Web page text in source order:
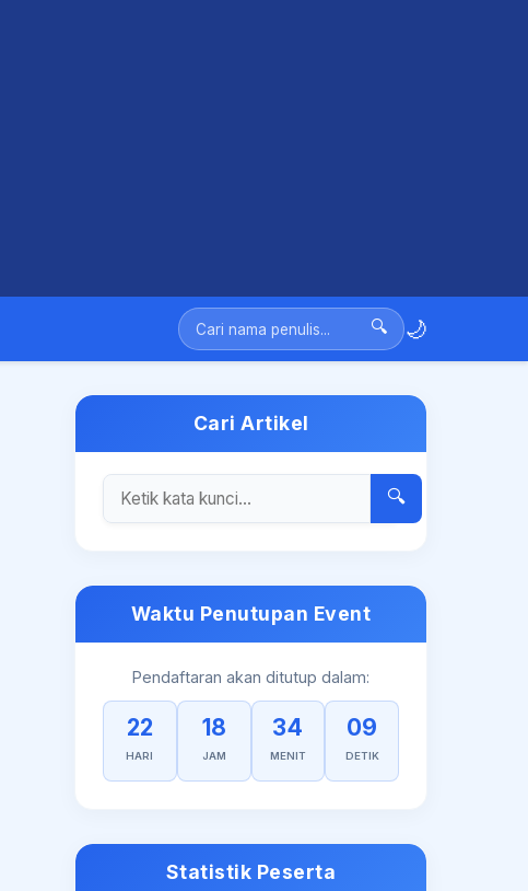
🔍 🌙
Cari Artikel
🔍
Waktu Penutupan Event
Pendaftaran akan ditutup dalam:
22
HARI
18
JAM
34
MENIT
08
DETIK
Statistik Peserta